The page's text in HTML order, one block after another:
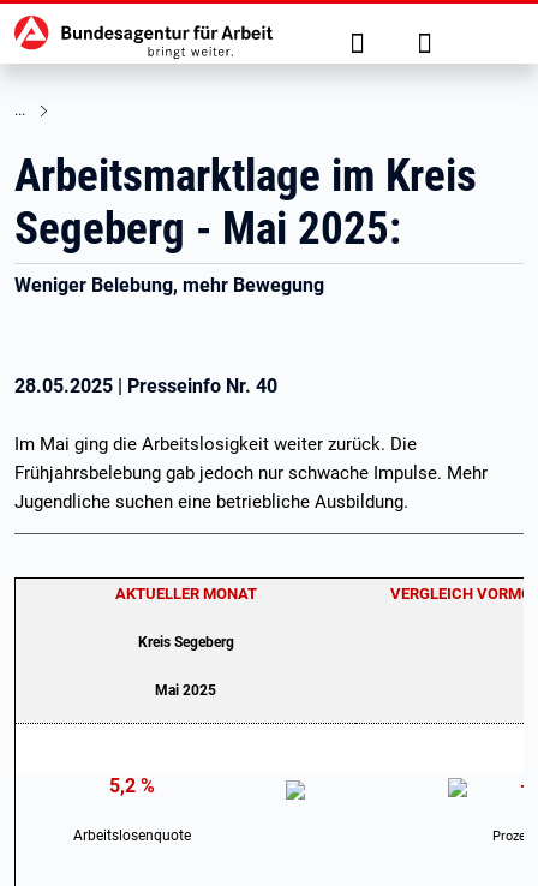
zu den Hauptinhalten springen
Hauptnavigation Suche Anmelden
Arbeitsmarktlage im Kreis
Segeberg - Mai 2025:
Weniger Belebung, mehr Bewegung
28.05.2025 | Presseinfo Nr. 40
Im Mai ging die Arbeitslosigkeit weiter zurück. Die
Frühjahrsbelebung gab jedoch nur schwache Impulse. Mehr
Jugendliche suchen eine betriebliche Ausbildung.
AKTUELLER MONAT
Kreis Segeberg
VERGLEICH
Mai 2025
5,2 % -
Arbeitslosenquote